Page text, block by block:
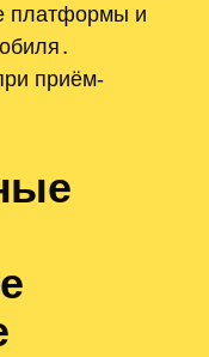
платформы и
приём-